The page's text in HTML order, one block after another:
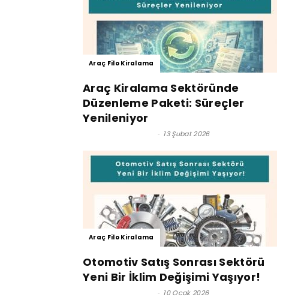
Araç Filo Kiralama
Araç Kiralama Sektöründe
Düzenleme Paketi: Süreçler
Yenileniyor
- 13 Şubat 2026
Araç Filo Kiralama
Otomotiv Satış Sonrası Sektörü
Yeni Bir İklim Değişimi Yaşıyor!
- 10 Ocak 2026